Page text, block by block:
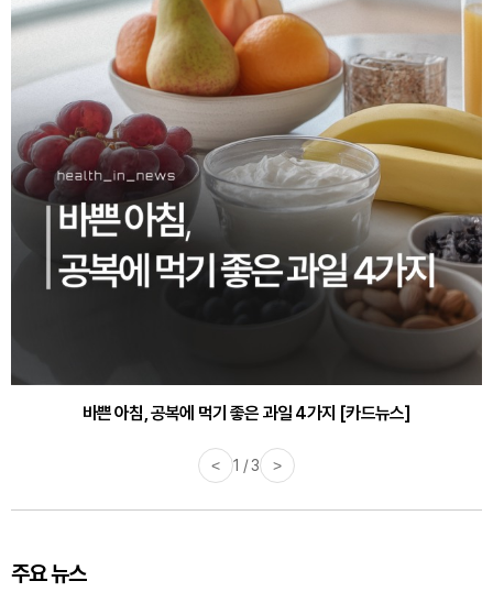
30대부터 유병률 2배...여자에게 꼭 필요한 검사는? [카드뉴스]
< 2 / 3 >
주요 뉴스